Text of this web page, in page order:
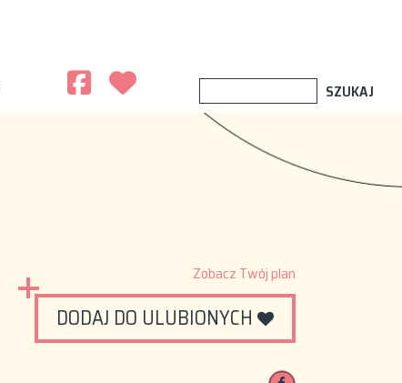
Zobacz Twój plan
DODAJ DO ULUBIONYCH